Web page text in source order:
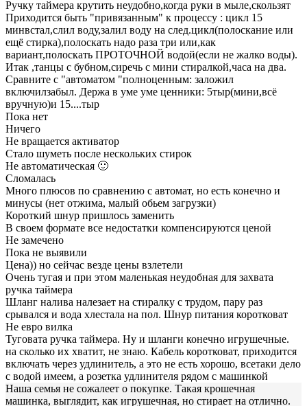
Ручку таймера крутить неудобно,когда руки в мыле,скользят
Приходится быть "привязанным" к процессу : цикл 15
минвстал,слил воду,залил воду на след.цикл(полоскание или
ещё стирка),полоскать надо раза три или,как
вариант,полоскать ПРОТОЧНОЙ водой(если не жалко воды).
Итак ,танцы с бубном,сиречь с мини стиралкой,часа на два.
Сравните с "автоматом "полноценным: заложил
включилзабыл. Держа в уме уме ценники: 5тыр(мини,всё
вручную)и 15....тыр
Пока нет
Ничего
Не вращается активатор
Стало шуметь после нескольких стирок
Не автоматическая 🙂
Сломалась
Много плюсов по сравнению с автомат, но есть конечно и
минусы (нет отжима, малый обьем загрузки)
Короткий шнур пришлось заменить
В своем формате все недостатки компенсируются ценой
Не замечено
Пока не выявили
Цена)) но сейчас везде цены взлетели
Очень тугая и при этом маленькая неудобная для захвата
ручка таймера
Шланг налива налезает на стиралку с трудом, пару раз
срывался и вода хлестала на пол. Шнур питания коротковат
Не евро вилка
Туговата ручка таймера. Ну и шланги конечно игрушечные.
на сколько их хватит, не знаю. Кабель коротковат, приходится
включать через удлинитель, а это не есть хорошо, всетаки дело
с водой имеем, а розетка удлинителя рядом с машинкой
Наша семья не сожалеет о покупке. Такая крошечная
машинка, выглядит, как игрушечная, но стирает на отлично.